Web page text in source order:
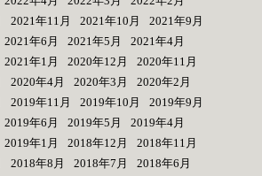
2021年11月 2021年10月
2021年9月
2021年6月 2021年5月
2021年4月
2021年1月 2020年12月
2020年11月
2020年4月 2020年3月
2020年2月
2019年11月 2019年10月
2019年9月
2019年6月 2019年5月
2019年4月
2019年1月 2018年12月
2018年11月
2018年8月 2018年7月
2018年6月